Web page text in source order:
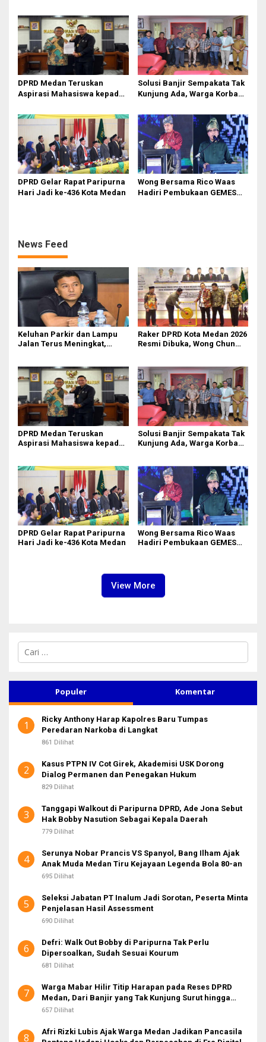
Waas Audit Dishub Medan
Digital
DPRD Medan Teruskan
Aspirasi Mahasiswa kepada
Masyarakat DPR RI
Solusi Banjir Sempakata Tak
Kunjung Ada, Warga Korban
Medan
DPRD Gelar Rapat Paripurna
Hari Jadi ke-436 Kota Medan
Wong Bersama Rico Waas
Hadiri Pembukaan GEMES
News Feed
Keluhan Parkir dan Lampu
Jalan Terus Meningkat,
Raker DPRD Kota Medan 2026
Resmi Dibuka, Wong Chun
DPRD Medan Teruskan
Aspirasi Mahasiswa kepada
Solusi Banjir Sempakata Tak
Kunjung Ada, Warga Korban
DPRD Gelar Rapat Paripurna
Hari Jadi ke-436 Kota Medan
Wong Bersama Rico Waas
Hadiri Pembukaan GEMES
View More
C
i
n
u
k
Populer Komentar
1
Ricky Anthony Harap Kapolres Baru Tumpas
Peredaran Narkoba di Langkat
861 Dilihat
2
Kasus PTPN IV Cot Girek, Akademisi USK Dorong
Dialog Permanen dan Penegakan Hukum
829 Dilihat
3
Tanggapi Walkout di Paripurna DPRD, Ade Jona Sebut
Hak Bobby Nasution Sebagai Kepala Daerah
779 Dilihat
4
Serunya Nobar Prancis VS Spanyol, Bang Ilham Ajak
Anak Muda Medan Tiru Kejayaan Legenda Bola 80-an
695 Dilihat
5
Seleksi Jabatan PT Inalum Jadi Sorotan, Peserta Minta
Penjelasan Hasil Assessment
690 Dilihat
6
Defri: Walk Out Bobby di Paripurna Tak Perlu
Dipersoalkan, Sudah Sesuai Kourum
681 Dilihat
7
Warga Mabar Hilir Titip Harapan pada Reses DPRD
Medan, Dari Banjir yang Tak Kunjung Surut hingga
Layanan IKD
657 Dilihat
8
Afri Rizki Lubis Ajak Warga Medan Jadikan Pancasila